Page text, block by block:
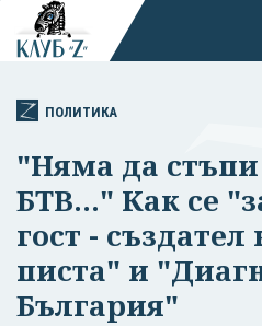
ПОЛИТИКА
"Няма да
БТВ..." Как се
гост -
писта" и
България"